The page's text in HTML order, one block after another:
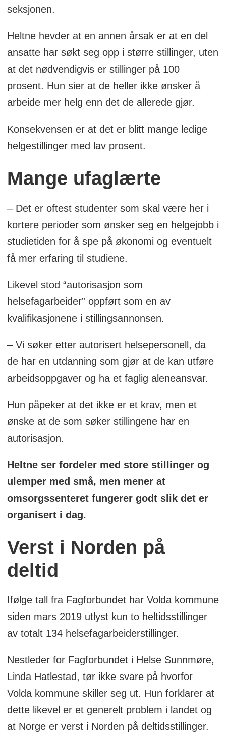
seksjonen.
Heltne hevder at en annen årsak er at en del
ansatte har søkt seg opp i større stillinger, uten
at det nødvendigvis er stillinger på 100
prosent. Hun sier at de heller ikke ønsker å
arbeide mer helg enn det de allerede gjør.
Konsekvensen er at det er blitt mange ledige
helgestillinger med lav prosent.
Mange ufaglærte
– Det er oftest studenter som skal være her i
kortere perioder som ønsker seg en helgejobb i
studietiden for å spe på økonomi og eventuelt
få mer erfaring til studiene.
Likevel stod “autorisasjon som
helsefagarbeider” oppført som en av
kvalifikasjonene i stillingsannonsen.
– Vi søker etter autorisert helsepersonell, da
de har en utdanning som gjør at de kan utføre
arbeidsoppgaver og ha et faglig aleneansvar.
Hun påpeker at det ikke er et krav, men et
ønske at de som søker stillingene har en
autorisasjon.
Heltne ser fordeler med store stillinger og
ulemper med små, men mener at
omsorgssenteret fungerer godt slik det er
organisert i dag.
Verst i Norden på
deltid
Ifølge tall fra Fagforbundet har Volda kommune
siden mars 2019 utlyst kun to heltidsstillinger
av totalt 134 helsefagarbeiderstillinger.
Nestleder for Fagforbundet i Helse Sunnmøre,
Linda Hatlestad, tør ikke svare på hvorfor
Volda kommune skiller seg ut. Hun forklarer at
dette likevel er et generelt problem i landet og
at Norge er verst i Norden på deltidsstillinger.